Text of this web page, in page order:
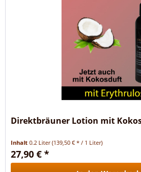
Direktbräuner Lotion mit
Inhalt0.2 Liter(139,50 € * / 1 Liter)
27,90 € *